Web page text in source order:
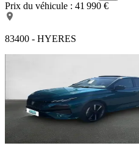
Prix du véhicule : 41 990 €
83400 - HYERES